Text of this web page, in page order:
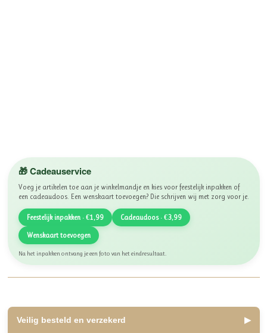
🎁 Cadeauservice
Voeg je artikelen toe aan je winkelmandje en kies voor feestelijk inpakken of
een cadeaudoos. Een wenskaart toevoegen? Die schrijven wij met zorg voor je.
Feestelijk inpakken · €1,99 Cadeaudoos · €3,99
Wenskaart toevoegen
Na het inpakken ontvang je een foto van het eindresultaat.
Veilig besteld en verzekerd ▶